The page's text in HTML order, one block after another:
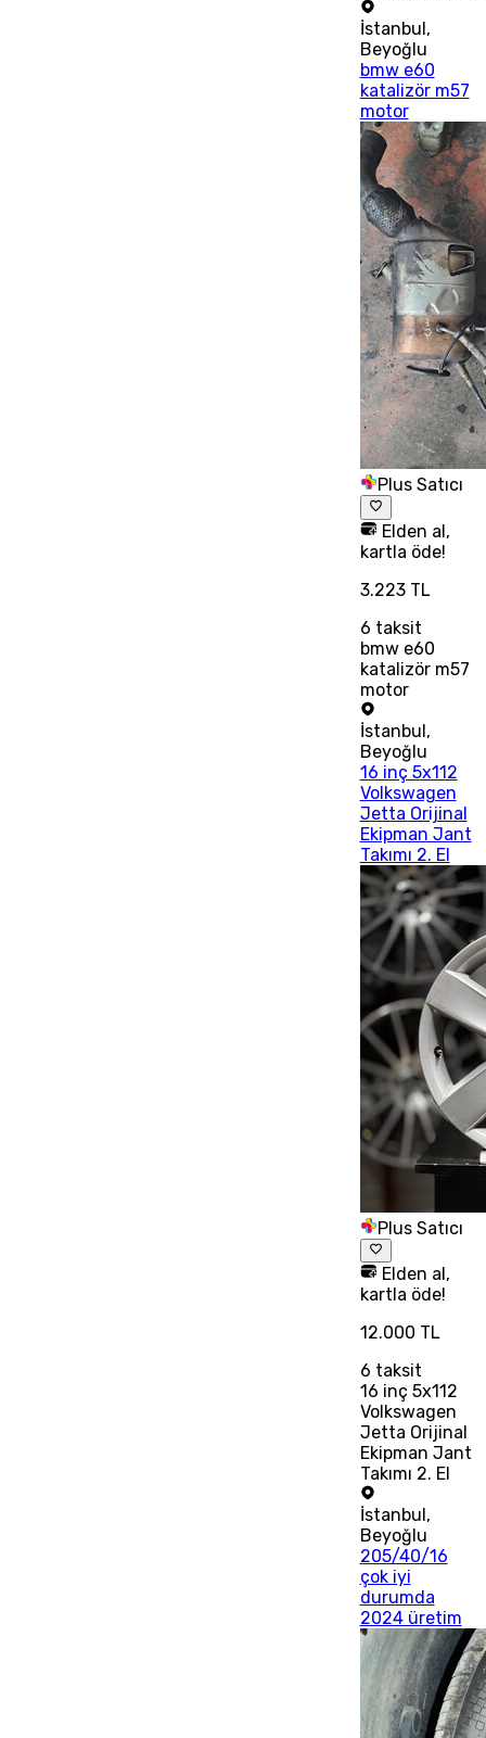
İstanbul ,
Beyoğlu
bmw e60
katalizör m57
motor
Plus Satıcı
Elden al,
kartla öde!
3.223 TL
6 taksit
bmw e60
katalizör m57
motor
İstanbul,
Beyoğlu
16 inç 5x112
Volkswagen
Jetta Orijinal
Ekipman Jant
Takımı 2. El
Plus Satıcı
Elden al,
kartla öde!
12.000 TL
6 taksit
16 inç 5x112
Volkswagen
Jetta Orijinal
Ekipman Jant
Takımı 2. El
İstanbul,
Beyoğlu
205/40/16
çok iyi
durumda
2024 üretim